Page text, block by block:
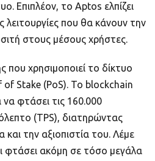
Επιπλέον, το Aptos ελπίζει
που θα κάνουν την
στους μέσους χρήστες.
που χρησιμοποιεί το δίκτυο
of Stake (PoS). Το blockchain
φτάσει τις 160.000
(TPS), διατηρώντας
την αξιοπιστία του. Λέμε
φτάσει ακόμη σε τόσο μεγάλα